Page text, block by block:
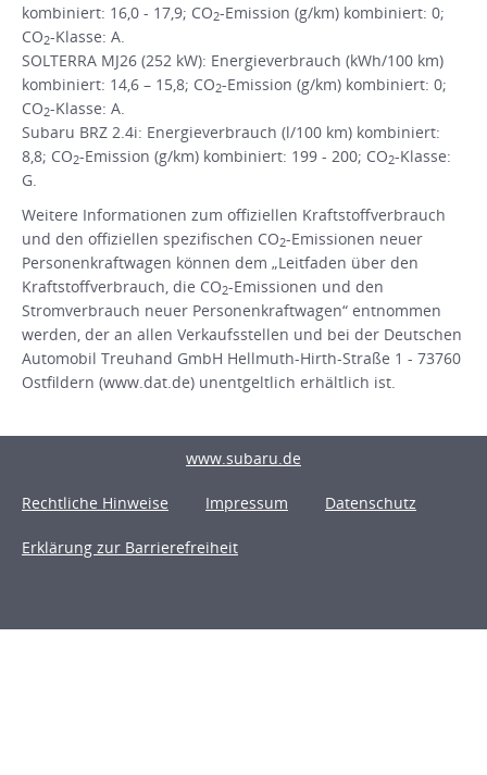
kombiniert: 16,0 - 17,9; CO2-Emission (g/km) kombiniert: 0;
CO2-Klasse: A.
SOLTERRA MJ26 (252 kW): Energieverbrauch (kWh/100 km)
kombiniert: 14,6 – 15,8; CO2-Emission (g/km) kombiniert: 0;
CO2-Klasse: A.
Subaru BRZ 2.4i: Energieverbrauch (l/100 km) kombiniert:
8,8; CO2-Emission (g/km) kombiniert: 199 - 200; CO2-Klasse:
G.
Weitere Informationen zum offiziellen Kraftstoffverbrauch
und den offiziellen spezifischen CO2-Emissionen neuer
Personenkraftwagen können dem „Leitfaden über den
Kraftstoffverbrauch, die CO2-Emissionen und den
Stromverbrauch neuer Personenkraftwagen“ entnommen
werden, der an allen Verkaufsstellen und bei der Deutschen
Automobil Treuhand GmbH Hellmuth-Hirth-Straße 1 - 73760
Ostfildern (www.dat.de) unentgeltlich erhältlich ist.
www.subaru.de
Rechtliche Hinweise Impressum Datenschutz
Erklärung zur Barrierefreiheit